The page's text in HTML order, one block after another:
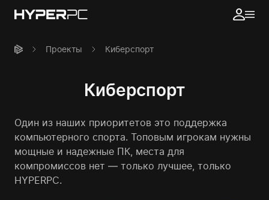
Проекты Киберспорт
Киберспорт
Один из наших приоритетов это поддержка
компьютерного спорта. Топовым игрокам нужны
мощные и надежные ПК, места для
компромиссов нет — только лучшее, только
HYPERPC.